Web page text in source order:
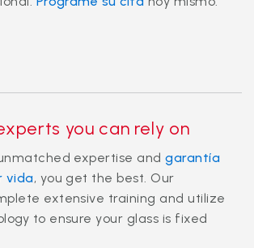
you can rely on
expertise andgarantía
vida, you get the best. Our
extensive training and utilize
to ensure your glass is fixed